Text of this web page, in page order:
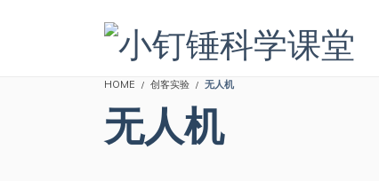
HOME 创客实验 无人机
无人机